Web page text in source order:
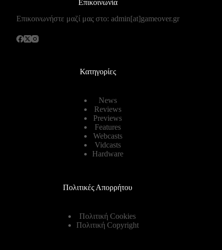
Επικοινωνία
Επικοινωνήστε μαζί μας στο: admin[at]gameover.gr
Κατηγορίες
News
Reviews
Previews
Features
Webcasts
Vidcasts
Hardware
Πολιτικές Απορρήτου
Πολιτική Cookies
Πολιτική Copyright